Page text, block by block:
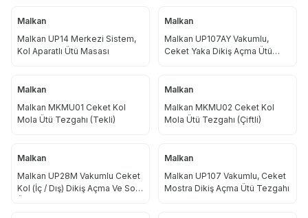
Malkan
Malkan UP14 Merkezi Sistem,
Kol Aparatlı Ütü Masası
Malkan
Malkan UP107AY Vakumlu,
Ceket Yaka Dikiş Açma Ütü
Malkan
Malkan MKMU01 Ceket Kol
Mola Ütü Tezgahı (Tekli)
Malkan
Malkan MKMU02 Ceket Kol
Mola Ütü Tezgahı (Çiftli)
Malkan
Malkan UP28M Vakumlu Ceket
Kol (İç / Dış) Dikiş Açma Ve Son
Malkan
Malkan UP107 Vakumlu, Ceket
Mostra Dikiş Açma Ütü Tezgahı